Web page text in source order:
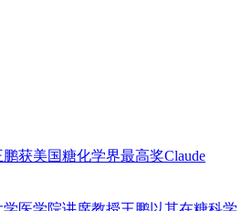
获美国糖化学界最高奖Claude